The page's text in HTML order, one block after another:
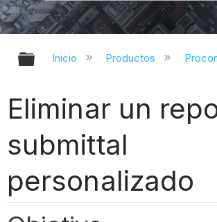
Expandir/contraer
Inicio Productos
Eliminar un
submittal
personalizado